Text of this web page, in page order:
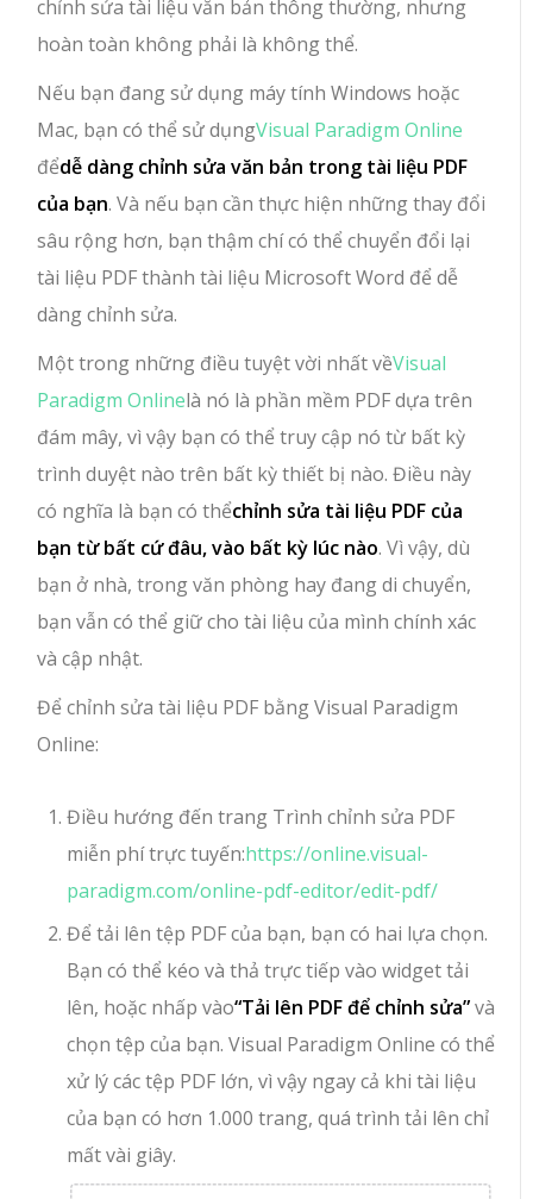
chỉnh sửa tài liệu văn bản thông thường, nhưng
hoàn toàn không phải là không thể.
Nếu bạn đang sử dụng máy tính Windows hoặc
Mac, bạn có thể sử dụngVisual Paradigm Online
đểdễ dàng chỉnh sửa văn bản trong tài liệu PDF
của bạn. Và nếu bạn cần thực hiện những thay đổi
sâu rộng hơn, bạn thậm chí có thể chuyển đổi lại
tài liệu PDF thành tài liệu Microsoft Word để dễ
dàng chỉnh sửa.
Một trong những điều tuyệt vời nhất vềVisual
Paradigm Onlinelà nó là phần mềm PDF dựa trên
đám mây, vì vậy bạn có thể truy cập nó từ bất kỳ
trình duyệt nào trên bất kỳ thiết bị nào. Điều này
có nghĩa là bạn có thểchỉnh sửa tài liệu PDF của
bạn từ bất cứ đâu, vào bất kỳ lúc nào. Vì vậy, dù
bạn ở nhà, trong văn phòng hay đang di chuyển,
bạn vẫn có thể giữ cho tài liệu của mình chính xác
và cập nhật.
Để chỉnh sửa tài liệu PDF bằng Visual Paradigm
Online:
Điều hướng đến trang Trình chỉnh sửa PDF
miễn phí trực tuyến:https://online.visual-
paradigm.com/online-pdf-editor/edit-pdf/
Để tải lên tệp PDF của bạn, bạn có hai lựa chọn.
Bạn có thể kéo và thả trực tiếp vào widget tải
lên, hoặc nhấp vào“Tải lên PDF để chỉnh sửa”và
chọn tệp của bạn. Visual Paradigm Online có thể
xử lý các tệp PDF lớn, vì vậy ngay cả khi tài liệu
của bạn có hơn 1.000 trang, quá trình tải lên chỉ
mất vài giây.